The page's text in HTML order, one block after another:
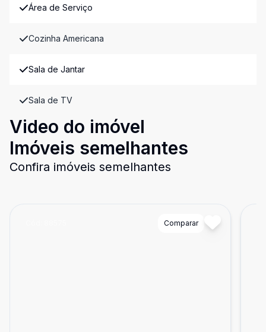
Área de Serviço
Cozinha Americana
Sala de Jantar
Sala de TV
Video do imóvel
Imóveis semelhantes
Confira imóveis semelhantes
Comparar